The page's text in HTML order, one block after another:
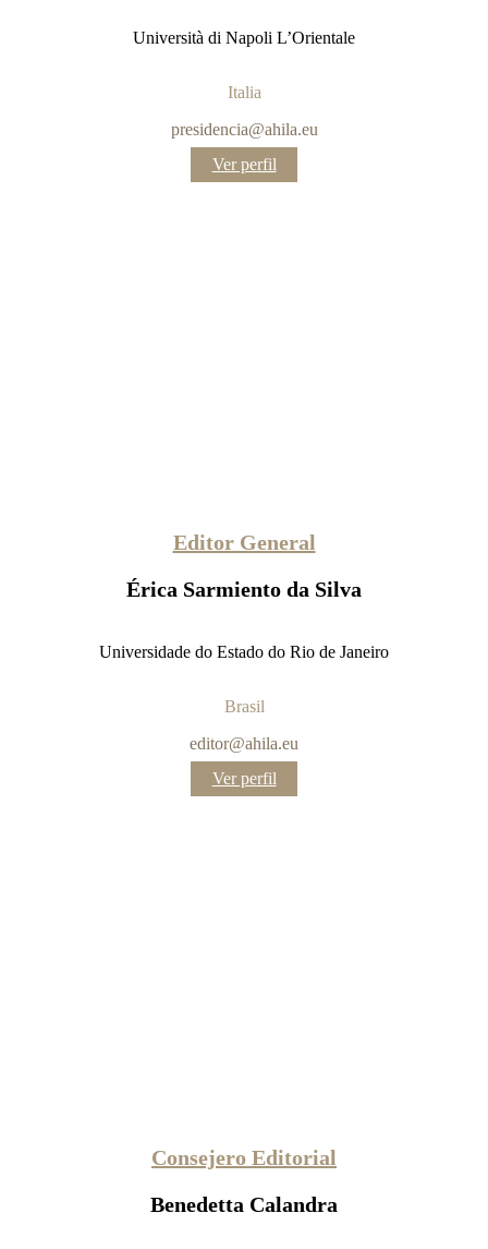
Università di Napoli L’Orientale
Italia
presidencia@ahila.eu
Ver perfil:
Raffaele
Editor General
Érica Sarmiento da Silva
Universidade do Estado do Rio de Janeiro
Brasil
editor@ahila.eu
Ver perfil:
Érica
Consejero Editorial
Benedetta Calandra